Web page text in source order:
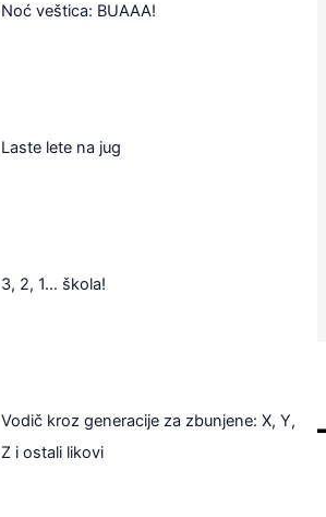
Noć veštica: BUAAA!
Laste lete na jug
3, 2, 1… škola!
Vodič kroz generacije za zbunjene: X, Y,
Z i ostali likovi